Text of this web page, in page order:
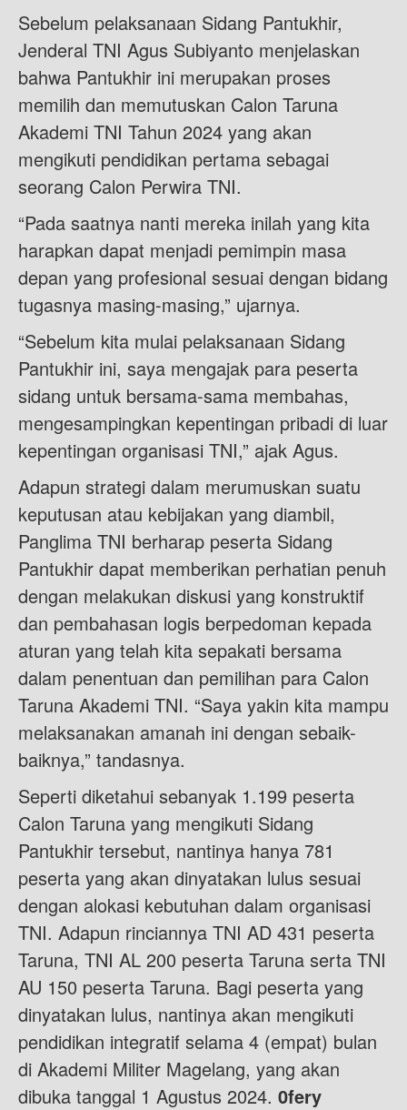
Sebelum pelaksanaan Sidang Pantukhir,
Jenderal TNI Agus Subiyanto menjelaskan
bahwa Pantukhir ini merupakan proses
memilih dan memutuskan Calon Taruna
Akademi TNI Tahun 2024 yang akan
mengikuti pendidikan pertama sebagai
seorang Calon Perwira TNI.
“Pada saatnya nanti mereka inilah yang kita
harapkan dapat menjadi pemimpin masa
depan yang profesional sesuai dengan bidang
tugasnya masing-masing,” ujarnya.
“Sebelum kita mulai pelaksanaan Sidang
Pantukhir ini, saya mengajak para peserta
sidang untuk bersama-sama membahas,
mengesampingkan kepentingan pribadi di luar
kepentingan organisasi TNI,” ajak Agus.
Adapun strategi dalam merumuskan suatu
keputusan atau kebijakan yang diambil,
Panglima TNI berharap peserta Sidang
Pantukhir dapat memberikan perhatian penuh
dengan melakukan diskusi yang konstruktif
dan pembahasan logis berpedoman kepada
aturan yang telah kita sepakati bersama
dalam penentuan dan pemilihan para Calon
Taruna Akademi TNI. “Saya yakin kita mampu
melaksanakan amanah ini dengan sebaik-
baiknya,” tandasnya.
Seperti diketahui sebanyak 1.199 peserta
Calon Taruna yang mengikuti Sidang
Pantukhir tersebut, nantinya hanya 781
peserta yang akan dinyatakan lulus sesuai
dengan alokasi kebutuhan dalam organisasi
TNI. Adapun rinciannya TNI AD 431 peserta
Taruna, TNI AL 200 peserta Taruna serta TNI
AU 150 peserta Taruna. Bagi peserta yang
dinyatakan lulus, nantinya akan mengikuti
pendidikan integratif selama 4 (empat) bulan
di Akademi Militer Magelang, yang akan
dibuka tanggal 1 Agustus 2024. 0fery